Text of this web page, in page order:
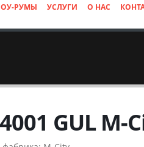
РУМЫ УСЛУГИ О НАС
GUL М-